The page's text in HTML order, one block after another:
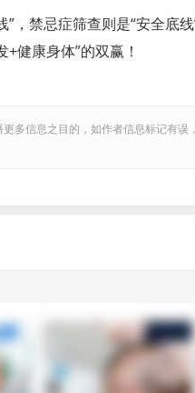
，禁忌症筛查则是“安全底
健康身体”的双赢！
多信息之目的，如作者信息标记有误